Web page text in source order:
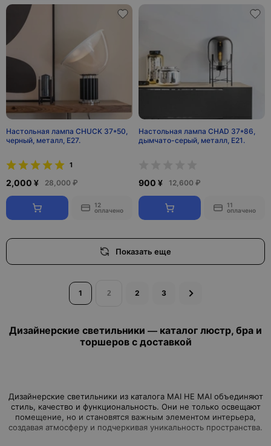
Настольная лампа CHUCK 37*50,
черный, металл, Е27.
1
2,000 ¥ 28,000 ₽
12
оплачено
Настольная лампа CHAD 37*86,
дымчато-серый, металл, Е21.
900 ¥ 12,600 ₽
11
оплачено
Показать еще
1 2 3
Дизайнерские светильники — каталог люстр, бра и
торшеров с доставкой
Дизайнерские светильники из каталога MAI HE MAI объединяют
стиль, качество и функциональность. Они не только освещают
помещение, но и становятся важным элементом интерьера,
создавая атмосферу и подчеркивая уникальность пространства.